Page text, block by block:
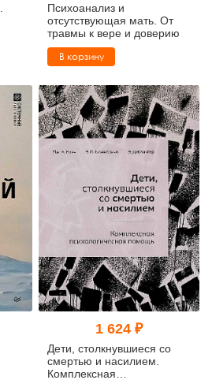
Психоанализ и
отсутствующая мать. От
травмы к вере и доверию
В корзину
1 624 ₽
Дети, столкнувшиеся со
смертью и насилием.
Комплексная